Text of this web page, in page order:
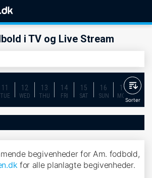
i TV og Live Stream
11
TUE
12
WED
13
THU
14
FRI
15
SAT
16
SUN
17
MON
18
Sorter
begivenheder for Am. fodbold,
for alle planlagte begivenheder.